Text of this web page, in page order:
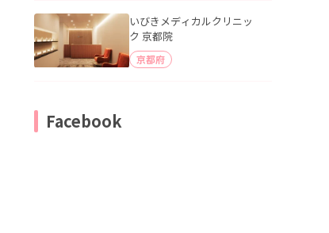
いびきメディカルクリニッ
ク 京都院
京都府
Facebook